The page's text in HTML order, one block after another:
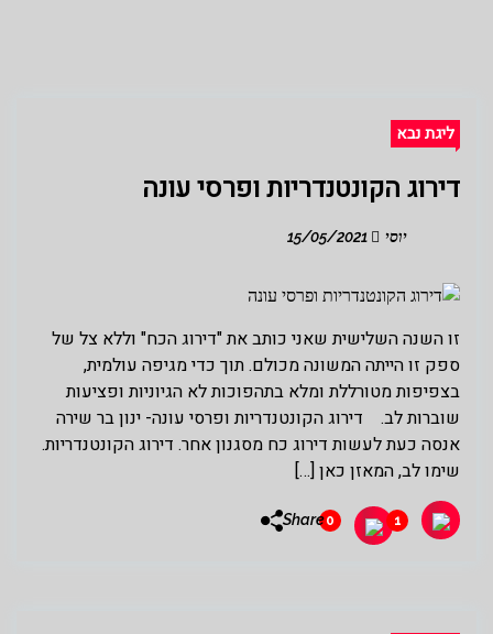
ליגת נבא
דירוג הקונטנדריות ופרסי עונה
יוסי
זו השנה השלישית שאני כותב את "דירוג הכח" וללא צל של
ספק זו הייתה המשונה מכולם. תוך כדי מגיפה עולמית,
בצפיפות מטורללת ומלא בתהפוכות לא הגיוניות ופציעות
שוברות לב. דירוג הקונטנדריות ופרסי עונה- ינון בר שירה
אנסה כעת לעשות דירוג כח מסגנון אחר. דירוג הקונטנדריות.
שימו לב, המאזן כאן […]
1
0
Share